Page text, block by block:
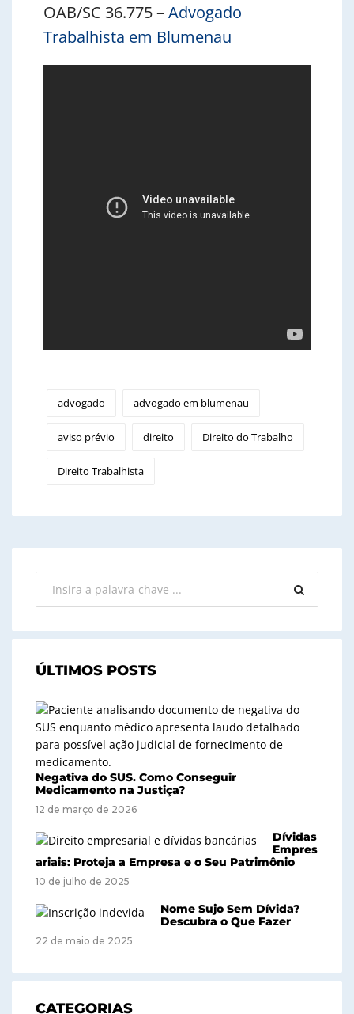
OAB/SC 36.775 –Advogado
Trabalhista em Blumenau
advogado advogado em blumenau
aviso prévio direito Direito do Trabalho
Direito Trabalhista
ÚLTIMOS POSTS
Negativa do SUS. Como Conseguir
Medicamento na Justiça?
12 de março de 2026
Dívidas
Empres
ariais: Proteja a Empresa e o Seu Patrimônio
10 de julho de 2025
Nome Sujo Sem Dívida?
Descubra o Que Fazer
22 de maio de 2025
CATEGORIAS